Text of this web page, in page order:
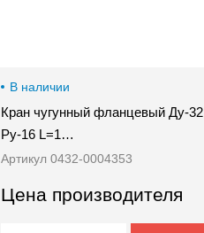
В наличии
Кран чугунный фланцевый Ду-32
Ру-16 L=1…
Артикул 0432-0004353
Цена производителя